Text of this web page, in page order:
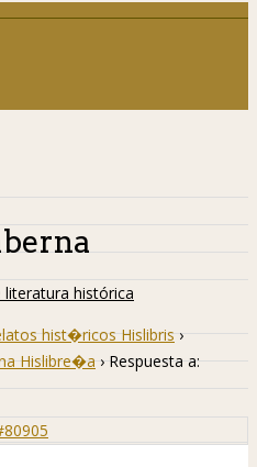
literatura histórica
hist�ricos Hislibris ›
Hislibre�a › Respuesta a: